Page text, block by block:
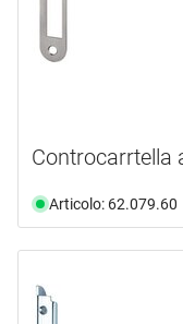
Controcarrtella
Articolo: 62.079.60